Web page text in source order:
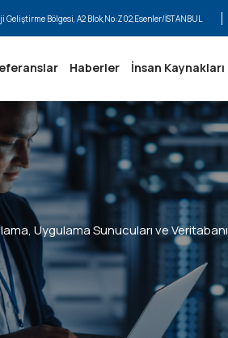
Bölgesi, A2 Blok,No:Z02,Esenler/İSTANBUL
Haberler İnsan Kaynakları
Uygulama Sunucuları ve Veritabanı